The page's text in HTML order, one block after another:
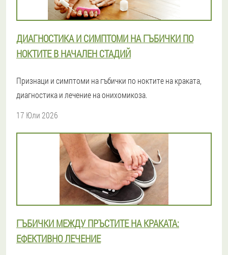
ДИАГНОСТИКА И СИМПТОМИ НА ГЪБИЧКИ ПО
НОКТИТЕ В НАЧАЛЕН СТАДИЙ
Признаци и симптоми на гъбички по ноктите на краката,
диагностика и лечение на онихомикоза.
17 Юли 2026
ГЪБИЧКИ МЕЖДУ ПРЪСТИТЕ НА КРАКАТА:
ЕФЕКТИВНО ЛЕЧЕНИЕ